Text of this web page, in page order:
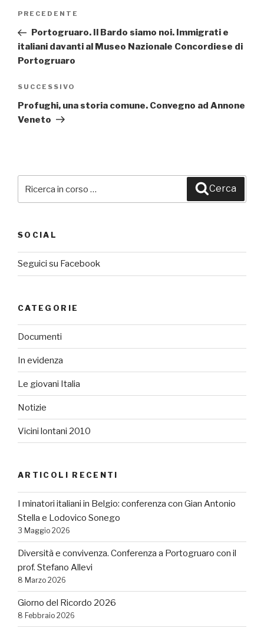
Navigazione
Articolo
precedente:
PRECEDENTE
Portogruaro. Il Bardo siamo noi. Immigrati e
italiani davanti al Museo Nazionale Concordiese di
Portogruaro
Articolo
successivo
SUCCESSIVO
Profughi, una storia comune. Convegno ad Annone
Veneto
Cerca
SOCIAL
Seguici su Facebook
CATEGORIE
Documenti
In evidenza
Le giovani Italia
Notizie
Vicini lontani 2010
ARTICOLI RECENTI
I minatori italiani in Belgio: conferenza con Gian Antonio
Stella e Lodovico Sonego
3 Maggio 2026
Diversità e convivenza. Conferenza a Portogruaro con il
prof. Stefano Allevi
8 Marzo 2026
Giorno del Ricordo 2026
8 Febbraio 2026